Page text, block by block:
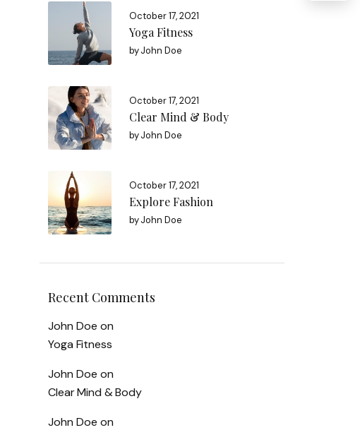
October 17, 2021
Yoga Fitness
byJohn Doe
October 17, 2021
Clear Mind & Body
byJohn Doe
October 17, 2021
Explore Fashion
byJohn Doe
Recent Comments
John Doe on
Yoga Fitness
John Doe on
Clear Mind & Body
John Doe on